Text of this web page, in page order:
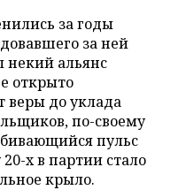
за годы
за ней
некий альянс
открыто
веры до уклада
по-своему
пульс
х в партии стало
крыло.